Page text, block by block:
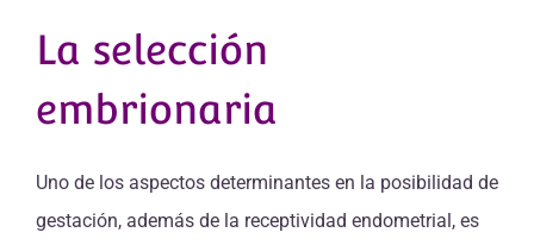
La selección
embrionaria
Uno de los aspectos determinantes en la posibilidad de
gestación, además de la receptividad endometrial, es